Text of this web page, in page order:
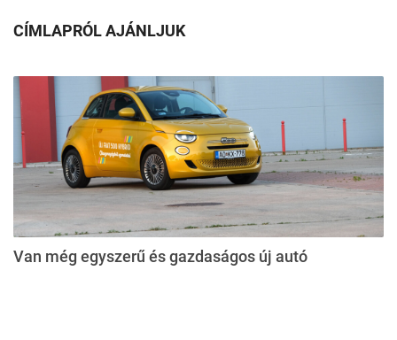
CÍMLAPRÓL AJÁNLJUK
Van még egyszerű és gazdaságos új autó